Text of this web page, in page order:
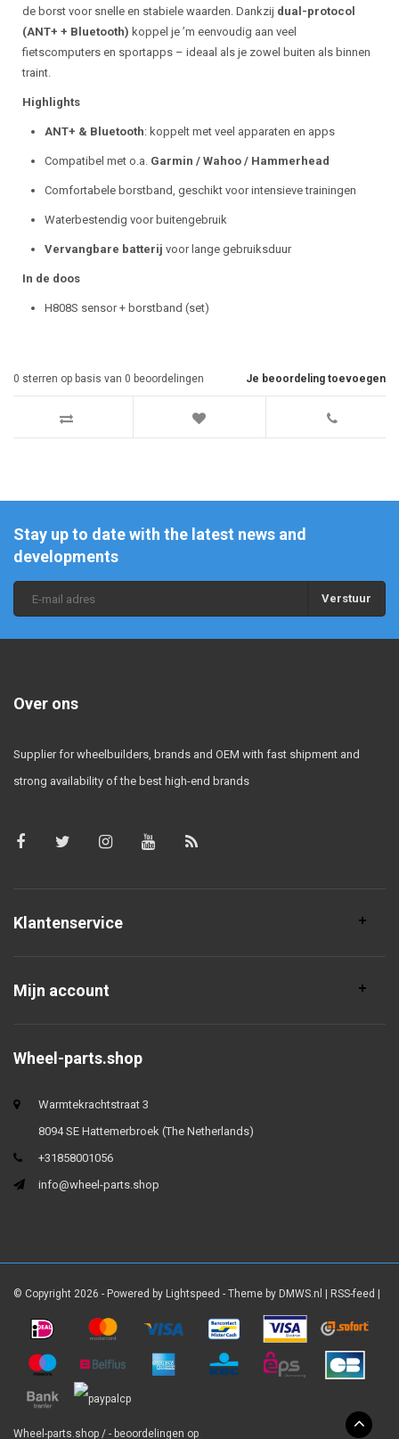
de borst voor snelle en stabiele waarden. Dankzij dual-protocol
(ANT+ + Bluetooth) koppel je ’m eenvoudig aan veel
fietscomputers en sportapps – ideaal als je zowel buiten als binnen
traint.
Highlights
ANT+ & Bluetooth: koppelt met veel apparaten en apps
Compatibel met o.a. Garmin / Wahoo / Hammerhead
Comfortabele borstband, geschikt voor intensieve trainingen
Waterbestendig voor buitengebruik
Vervangbare batterij voor lange gebruiksduur
In de doos
H808S sensor + borstband (set)
Je beoordeling toevoegen
0 sterren op basis van 0 beoordelingen
Stay up to date with the latest news and
developments
Verstuur
Over ons
Supplier for wheelbuilders, brands and OEM with fast shipment and
strong availability of the best high-end brands
Klantenservice
Mijn account
Wheel-parts.shop
Warmtekrachtstraat 3
8094 SE Hattemerbroek (The Netherlands)
+31858001056
info@wheel-parts.shop
© Copyright 2026 - Powered by Lightspeed - Theme by DMWS.nl RSS-feed
Wheel-parts.shop / - beoordelingen op